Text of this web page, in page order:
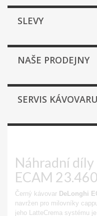
SLEVY
NAŠE PRODEJNY
SERVIS KÁVOVARU
Náhradní
ECAM
Černý kávovar DeLonghi
navržen pro milovníky
jeho LatteCrema systému